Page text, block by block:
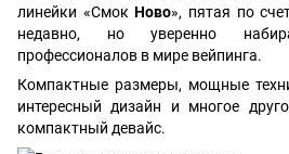
линейки «СмокНово», пятая по
недавно, но уверенно
профессионалов в мире вейпинга.
Компактные размеры, мощные
интересный дизайн и многое
компактный девайс.